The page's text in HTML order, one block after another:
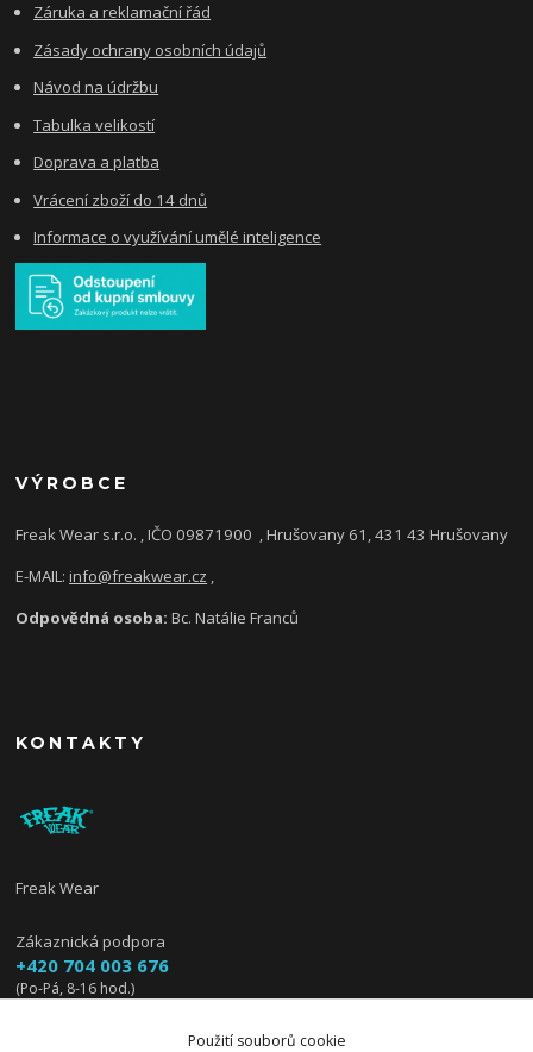
Záruka a reklamační řád
Zásady ochrany osobních údajů
Návod na údržbu
Tabulka velikostí
Doprava a platba
Vrácení zboží do 14 dnů
Informace o využívání umělé inteligence
VÝROBCE
Freak Wear s.r.o. , IČO 09871900 , Hrušovany 61, 431 43 Hrušovany
E-MAIL:info@freakwear.cz ,
Odpovědná osoba:Bc. Natálie Franců
KONTAKTY
Freak Wear
Zákaznická podpora
+420 704 003 676
(Po-Pá, 8-16 hod.)
info@freakwear.czPoužití souborů cookie